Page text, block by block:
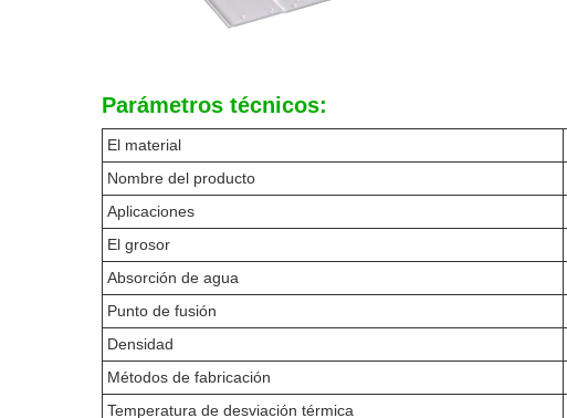
Parámetros técnicos:
El material
Nombre del producto
Aplicaciones
El grosor
Absorción de agua
Punto de fusión
Densidad
Métodos de fabricación
Temperatura de desviación térmica